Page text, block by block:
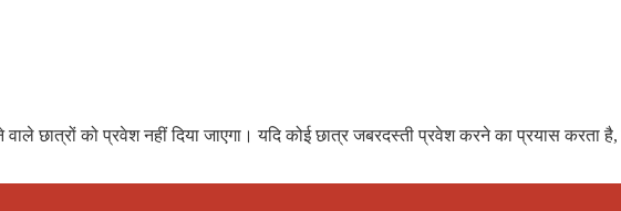
को प्रवेश नहीं दिया जाएगा। यदि कोई छात्र जबरदस्ती प्रवेश करने का प्रयास करता है,